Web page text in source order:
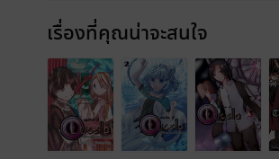
เรื่องที่คุณน่าจะสนใจ